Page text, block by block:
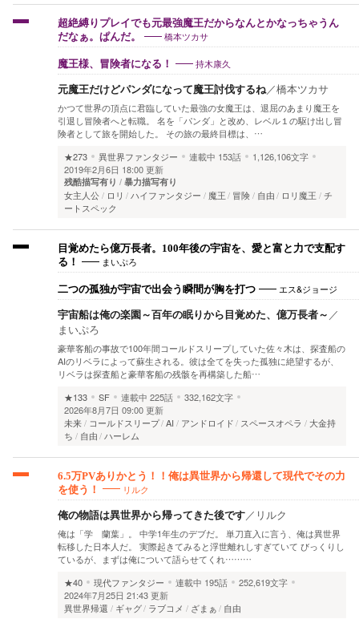
超絶縛りプレイでも元最強魔王だからなんとかなっちゃうん
だなぁ。ぱんだ。
橋本ツカサ
魔王様、冒険者になる！ 持木康久
元魔王だけどパンダになって魔王討伐するね／橋本ツカサ
かつて世界の頂点に君臨していた最強の女魔王は、退屈のあまり魔王を
引退し冒険者へと転職。 名を「パンダ」と改め、レベル１の駆け出し冒
険者として旅を開始した。 その旅の最終目標は、…
★273
異世界ファンタジー 連載中 153話
1,126,106文字
2019年2月6日 18:00 更新
残酷描写有り 暴力描写有り
女主人公 ロリ ハイファンタジー 魔王 冒険 自由 ロリ魔王
チ
ートスペック
目覚めたら億万長者。100年後の宇宙を、愛と富と力で支配す
る！
まいぷろ
二つの孤独が宇宙で出会う瞬間が胸を打つ エス&ジョージ
宇宙船は俺の楽園～百年の眠りから目覚めた、億万長者～ ／
まいぷろ
豪華客船の事故で100年間コールドスリープしていた佐々木は、探査船の
AIのリベラによって蘇生される。彼は全てを失った孤独に絶望するが、
リベラは探査船と豪華客船の残骸を再構築した船…
★133
SF 連載中 225話
332,162文字
2026年8月7日 09:00 更新
未来
コールドスリープ AI アンドロイド スペースオペラ
大金持
ち
自由 ハーレム
6.5万PVありかとう！！俺は異世界から帰還して現代でその力
を使う！
リルク
俺の物語は異世界から帰ってきた後です／ リルク
俺は「学 蘭葉」。 中学1年生のデブだ。 単刀直入に言う、俺は異世界
転移した日本人だ。 実際起きてみると浮世離れしすぎていて びっくりし
ているが、まずは俺について語らせてくれ………
★40
現代ファンタジー 連載中 195話
252,619文字
2024年7月25日 21:43 更新
異世界帰還
ギャグ ラブコメ ざまぁ 自由